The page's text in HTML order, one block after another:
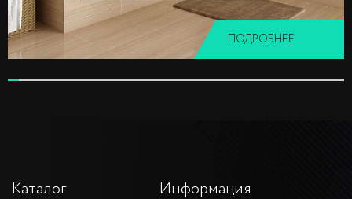
ПОДРОБНЕЕ
Каталог Информация